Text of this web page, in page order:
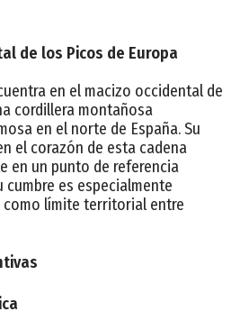
de los Picos de Europa
en el macizo occidental de
cordillera montañosa
en el norte de España. Su
el corazón de esta cadena
en un punto de referencia
cumbre es especialmente
como límite territorial entre